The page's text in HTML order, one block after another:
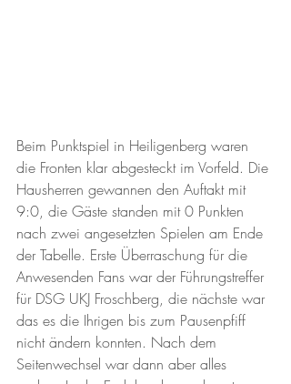
Beim Punktspiel in Heiligenberg waren
die Fronten klar abgesteckt im Vorfeld. Die
Hausherren gewannen den Auftakt mit
9:0, die Gäste standen mit 0 Punkten
nach zwei angesetzten Spielen am Ende
der Tabelle. Erste Überraschung für die
Anwesenden Fans war der Führungstreffer
für DSG UKJ Froschberg, die nächste war
das es die Ihrigen bis zum Pausenpfiff
nicht ändern konnten. Nach dem
Seitenwechsel war dann aber alles